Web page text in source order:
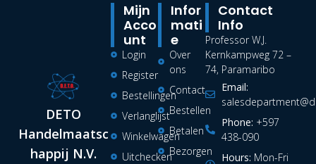
DETO
Handelmaatsc
happij N.V.
Infor
Mati
E
Over
ons
Contact
Bestellen
Betalen
Bezorgen
Mijn
Acco
Unt
Login
Register
Bestellingen
Verlanglijst
Winkelwagen
Uitchecken
Contact
Info
Professor W.J.
Kernkampweg 72 –
74, Paramaribo
Email:
Phone: +597
438-090
Hours: Mon-Fri